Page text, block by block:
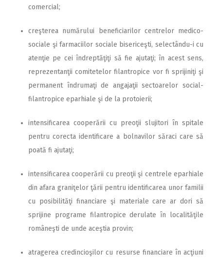
comercial;
creşterea numărului beneficiarilor centrelor medico-
sociale şi farmaciilor sociale bisericeşti, selectându-i cu
atenţie pe cei îndreptăţiţi să fie ajutaţi; în acest sens,
reprezentanţii comitetelor filantropice vor fi sprijiniţi şi
permanent îndrumaţi de angajaţii sectoarelor social-
filantropice eparhiale şi de la protoierii;
intensificarea cooperării cu preoţii slujitori în spitale
pentru corecta identificare a bolnavilor săraci care să
poată fi ajutaţi;
intensificarea cooperării cu preoţii şi centrele eparhiale
din afara graniţelor ţării pentru identificarea unor familii
cu posibilităţi financiare şi materiale care ar dori să
sprijine programe filantropice derulate în localităţile
româneşti de unde aceştia provin;
atragerea credincioşilor cu resurse financiare în acţiuni